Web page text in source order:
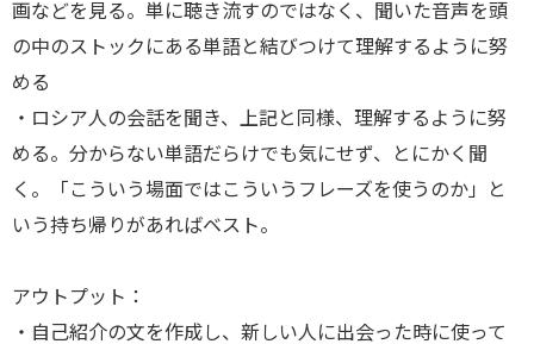
画などを見る。単に聴き流すのではなく、聞いた音声を頭
の中のストックにある単語と結びつけて理解するように努
める
・ロシア人の会話を聞き、上記と同様、理解するように努
める。分からない単語だらけでも気にせず、とにかく聞
く。「こういう場面ではこういうフレーズを使うのか」と
いう持ち帰りがあればベスト。
アウトプット：
・自己紹介の文を作成し、新しい人に出会った時に使って